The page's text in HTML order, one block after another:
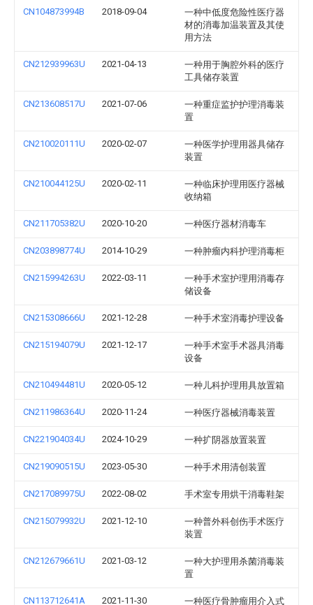
CN104873994B 2018-09-04
一种中低度危险性医疗器
材的消毒加温装置及其使
用方法
CN212939963U 2021-04-13
一种用于胸腔外科的医疗
工具储存装置
CN213608517U 2021-07-06
一种重症监护护理消毒装
置
CN210020111U 2020-02-07
一种医学护理用器具储存
装置
CN210044125U 2020-02-11
一种临床护理用医疗器械
收纳箱
CN211705382U 2020-10-20 一种医疗器材消毒车
CN203898774U 2014-10-29 一种肿瘤内科护理消毒柜
CN215994263U 2022-03-11
一种手术室护理用消毒存
储设备
CN215308666U 2021-12-28 一种手术室消毒护理设备
CN215194079U 2021-12-17
一种手术室手术器具消毒
设备
CN210494481U 2020-05-12 一种儿科护理用具放置箱
CN211986364U 2020-11-24 一种医疗器械消毒装置
CN221904034U 2024-10-29 一种扩阴器放置装置
CN219090515U 2023-05-30 一种手术用清创装置
CN217089975U 2022-08-02 手术室专用烘干消毒鞋架
CN215079932U 2021-12-10
一种普外科创伤手术医疗
装置
CN212679661U 2021-03-12
一种大护理用杀菌消毒装
置
CN113712641A 2021-11-30
一种医疗骨肿瘤用介入式